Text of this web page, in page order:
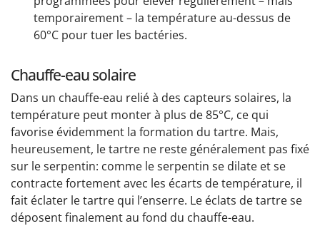
temporairement – la température au-dessus de
60°C pour tuer les bactéries.
Chauffe-eau solaire
Dans un chauffe-eau relié à des capteurs solaires, la
température peut monter à plus de 85°C, ce qui
favorise évidemment la formation du tartre. Mais,
heureusement, le tartre ne reste généralement pas fixé
sur le serpentin: comme le serpentin se dilate et se
contracte fortement avec les écarts de température, il
fait éclater le tartre qui l’enserre. Le éclats de tartre se
déposent finalement au fond du chauffe-eau.